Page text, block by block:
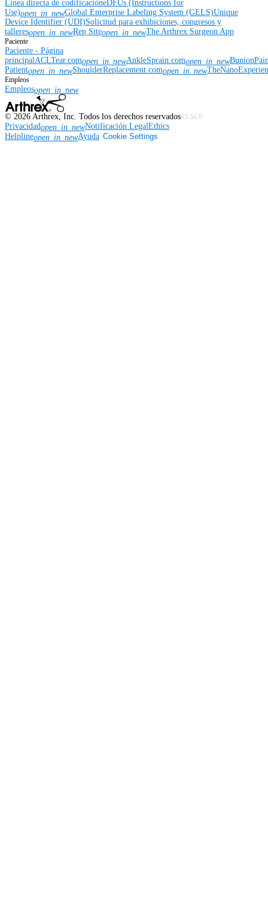
Línea directa de codificacióneDFUs (Instructions for
Use)open_in_newGlobal Enterprise Labeling System (GELS)Unique
Device Identifier (UDI)Solicitud para exhibiciones, congresos y
talleresopen_in_newRep Siteopen_in_newThe Arthrex Surgeon App
Paciente
Paciente - Página
principalACLTear.comopen_in_newAnkleSprain.comopen_in_new
Patientopen_in_newShoulderReplacement.comopen_in_new
Empleos
Empleosopen_in_new
© 2026 Arthrex, Inc. Todos los derechos reservadosv3.56.0
Privacidadopen_in_newNotificación LegalEthics
Helplineopen_in_newAyuda Cookie Settings